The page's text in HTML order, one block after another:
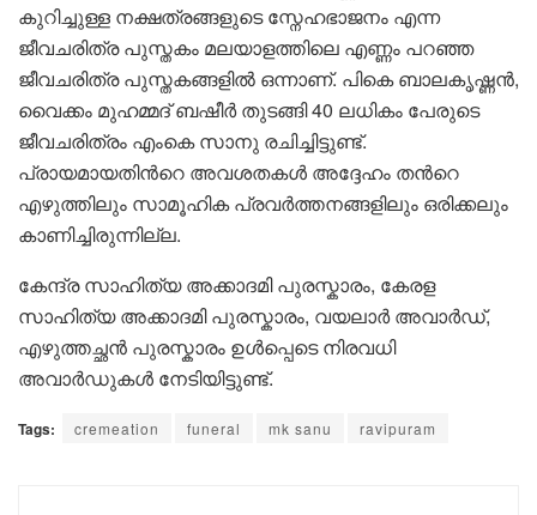
കുറിച്ചുള്ള നക്ഷത്രങ്ങളുടെ സ്നേഹഭാജനം എന്ന
ജീവചരിത്ര പുസ്തകം മലയാളത്തിലെ എണ്ണം പറഞ്ഞ
ജീവചരിത്ര പുസ്തകങ്ങളില്‍ ഒന്നാണ്. പികെ ബാലകൃഷ്ണന്‍,
വൈക്കം മുഹമ്മദ് ബഷീര്‍ തുടങ്ങി 40 ലധികം പേരുടെ
ജീവചരിത്രം എംകെ സാനു രചിച്ചിട്ടുണ്ട്.
പ്രായമായതിന്‍റെ അവശതകൾ അദ്ദേഹം തന്‍റെ
എഴുത്തിലും സാമൂഹിക പ്രവര്‍ത്തനങ്ങളിലും ഒരിക്കലും
കാണിച്ചിരുന്നില്ല.
കേന്ദ്ര സാഹിത്യ അക്കാദമി പുരസ്കാരം, കേരള
സാഹിത്യ അക്കാദമി പുരസ്കാരം, വയലാര്‍ അവാര്‍ഡ്,
എഴുത്തച്ഛന്‍ പുരസ്കാരം ഉള്‍പ്പെടെ നിരവധി
അവാര്‍ഡുകൾ നേടിയിട്ടുണ്ട്.
Tags: cremeation funeral mk sanu ravipuram